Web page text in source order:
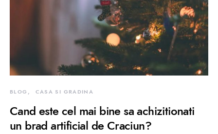
BLOG CASA SI GRADINA
Cand este cel mai bine sa achizitionati
un brad artificial de Craciun?